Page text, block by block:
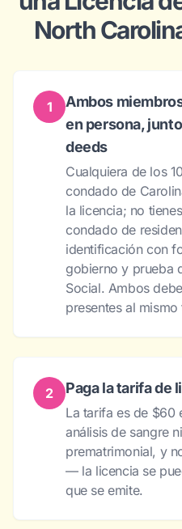
North
1
Ambos
en persona,
deeds
Cualquiera de los
condado de
la licencia; no
condado de
identificación con
gobierno y prueba
Social. Ambos
presentes al
2 Paga la tarifa de
La tarifa es de $60
análisis de sangre
prematrimonial, y
— la licencia se
que se emite.